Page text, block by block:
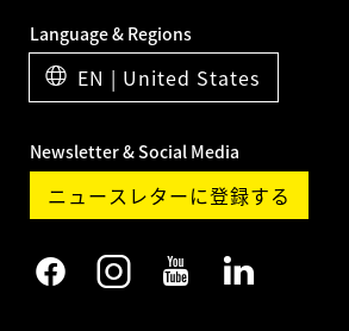
Language & Regions
EN | United States
Newsletter & Social Media
ニュースレターに登録する